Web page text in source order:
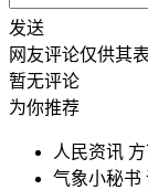
发送
网友评论仅供其
暂无评论
为你推荐
人民资讯
气象小秘书